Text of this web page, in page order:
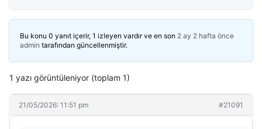
Bu konu 0 yanıt içerir, 1 izleyen vardır ve en son 2 ay 2 hafta önce
admin tarafından güncellenmiştir.
1 yazı görüntüleniyor (toplam 1)
21/05/2026: 11:51 pm #21091